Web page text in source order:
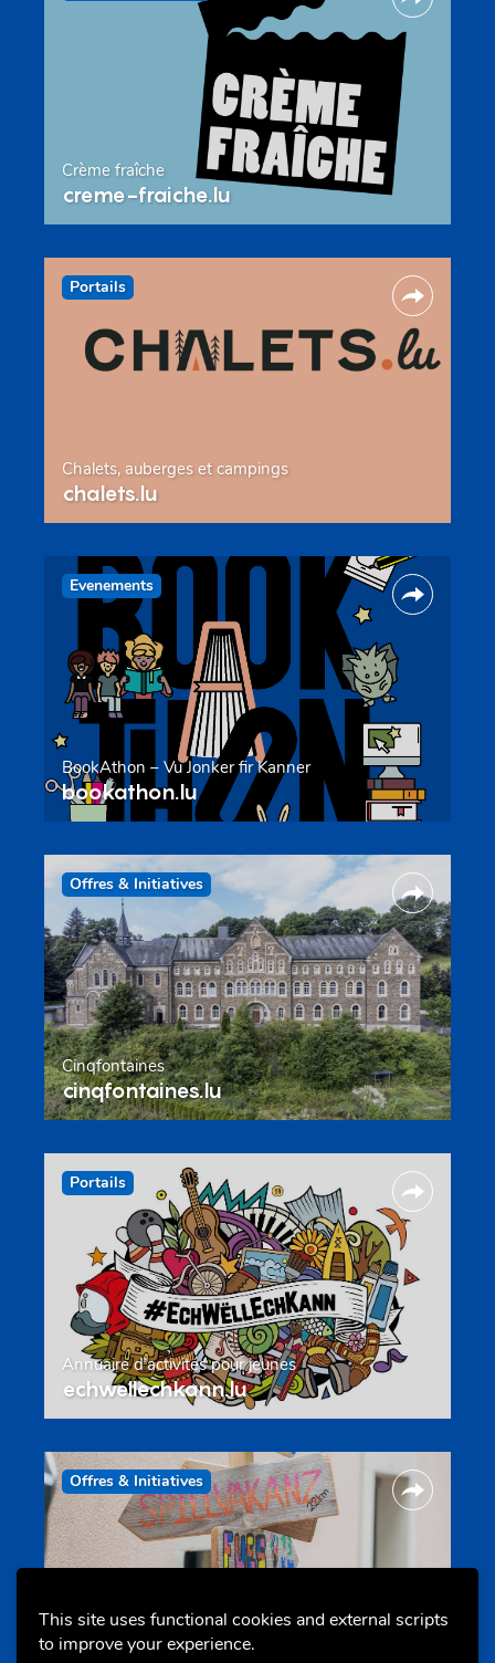
This site uses functional cookies and external scripts
to improve your experience.
Crème fraîche
creme-fraiche.lu
Portails
Chalets, auberges et campings
chalets.lu
Evenements
BookAthon – Vu Jonker fir Kanner
bookathon.lu
Offres & Initiatives
Cinqfontaines
cinqfontaines.lu
Portails
Annuaire d’activités pour jeunes
echwellechkann.lu
Offres & Initiatives